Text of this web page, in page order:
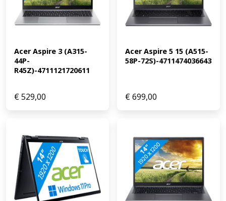
Acer Aspire 3 (A315-
44P-
R45Z)-4711121720611
€529,00
Acer Aspire 5 15 (A515-
58P-72S)-4711474036643
€699,00